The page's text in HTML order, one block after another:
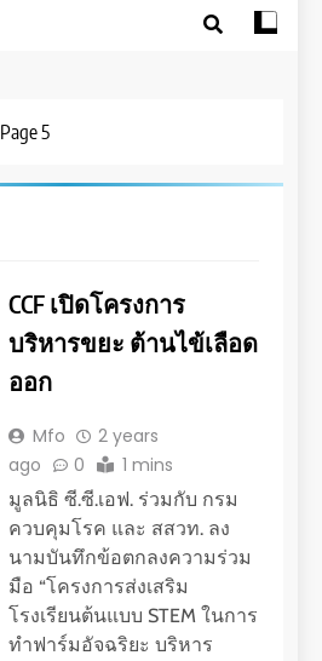
Page 5
CCF เปิดโครงการ
บริหารขยะ ต้านไข้เลือด
ออก
Mfo
2 years
ago
0 1 mins
มูลนิธิ ซี.ซี.เอฟ. ร่วมกับ กรม
ควบคุมโรค และ สสวท. ลง
นามบันทึกข้อตกลงความร่วม
มือ “โครงการส่งเสริม
โรงเรียนต้นแบบ STEM ในการ
ทำฟาร์มอัจฉริยะ บริหาร